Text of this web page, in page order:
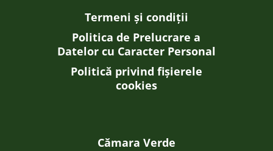
Termeni și condiții
Politica de Prelucrare a
Datelor cu Caracter Personal
Politică privind fișierele
cookies
Cămara Verde